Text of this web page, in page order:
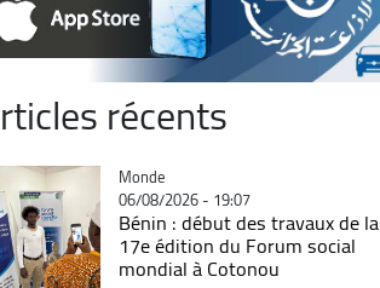
récents
Catégorie
Monde
06/08/2026 - 19:07
Bénin : début des travaux de la
17e édition du Forum social
mondial à Cotonou